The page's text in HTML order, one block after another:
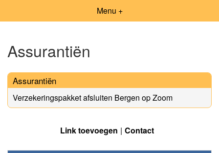
Menu +
Assurantiën
Assurantiën
Verzekeringspakket afsluiten Bergen op Zoom
Link toevoegen Contact